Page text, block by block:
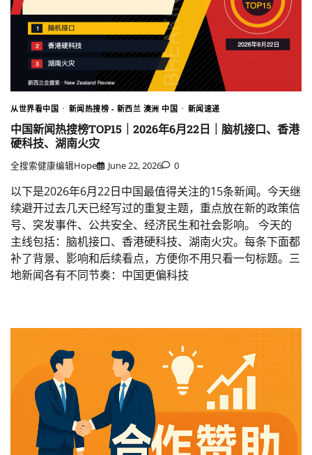
从世界看中国 新闻热搜榜 - 新西兰 澳洲 中国 新闻速递
中国新闻热搜榜TOP15｜2026年6月22日｜脑机接口、香港
硬科技、湖南火灾
全搜索健康编辑Hope June 22, 2026 0
以下是2026年6月22日中国最值得关注的15条新闻。今天继
续避开过去几天已经写过的重复主题，重点放在新的政策信
号、突发事件、公共安全、经济民生和社会影响。 今天的
主线包括：脑机接口、香港硬科技、湖南火灾。每条下面都
补了背景、影响和后续看点，方便你不用只看一句标题。三
地新闻各有不同节奏：中国更偏科技